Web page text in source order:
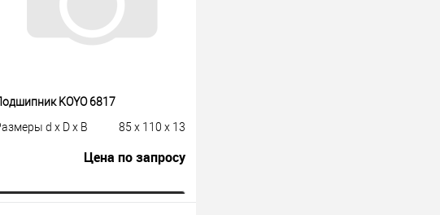
KOYO 6817
d x D x B
85 x 110 x 13
Цена по запросу